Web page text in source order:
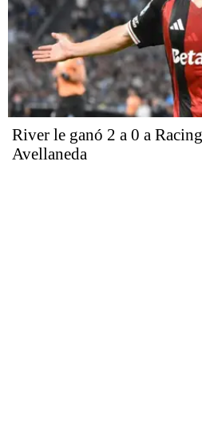
River le ganó 2 a 0 a
Avellaneda